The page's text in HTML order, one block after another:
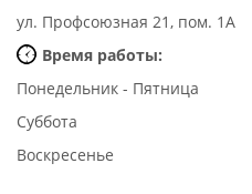
ул. Профсоюзная 21, пом. 1А
Время работы:
Понедельник - Пятница
Суббота
Воскресенье